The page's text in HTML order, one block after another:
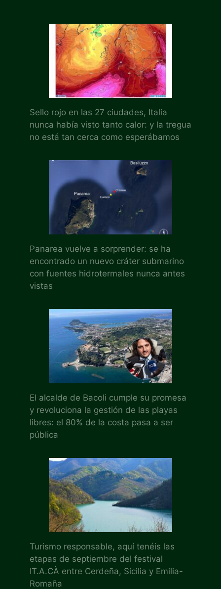
Sello rojo en las 27 ciudades, Italia
nunca había visto tanto calor: y la tregua
no está tan cerca como esperábamos
Panarea vuelve a sorprender: se ha
encontrado un nuevo cráter submarino
con fuentes hidrotermales nunca antes
vistas
El alcalde de Bacoli cumple su promesa
y revoluciona la gestión de las playas
libres: el 80% de la costa pasa a ser
pública
Turismo responsable, aquí tenéis las
etapas de septiembre del festival
IT.A.CÀ entre Cerdeña, Sicilia y Emilia-
Romaña